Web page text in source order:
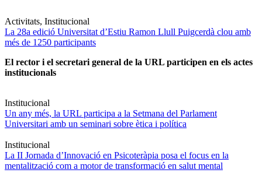
Activitats, Institucional
La 28a edició Universitat d’Estiu Ramon Llull Puigcerdà clou amb
més de 1250 participants
El rector i el secretari general de la URL participen en els actes
institucionals
Institucional
Un any més, la URL participa a la Setmana del Parlament
Universitari amb un seminari sobre ètica i política
Institucional
La II Jornada d’Innovació en Psicoteràpia posa el focus en la
mentalització com a motor de transformació en salut mental